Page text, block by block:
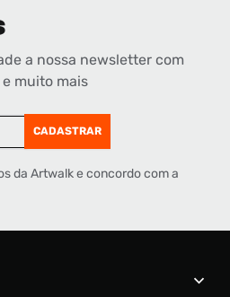
a nossa newsletter com
muito mais
CADASTRAR
da Artwalk e concordo com a